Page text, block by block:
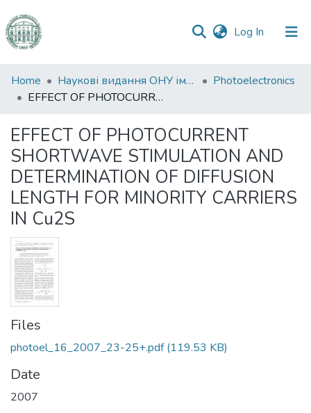
Log In (current)
Communities
&
All of DSpace
Statistics
Home Наукові видання ОНУ імені І. І. Мечникова
Photoelectronics
EFFECT OF PHOTOCURRENT SHORTWAVE STIMULATION AND DETERMINATION OF DIFFUSION LENGTH FOR MINORITY CARRIERS IN Cu2S
EFFECT OF PHOTOCURRENT
SHORTWAVE STIMULATION AND
DETERMINATION OF DIFFUSION
LENGTH FOR MINORITY CARRIERS
IN Cu2S
Files
photoel_16_2007_23-25+.pdf(119.53 KB)
Date
2007